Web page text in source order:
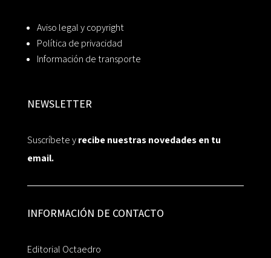
Aviso legal y copyright
Política de privacidad
Información de transporte
NEWSLETTER
Suscríbete yrecibe nuestras novedades en tu
email.
INFORMACIÓN DE CONTACTO
Editorial Octaedro